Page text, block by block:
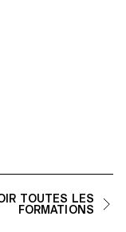
TOUTES LES
FORMATIONS